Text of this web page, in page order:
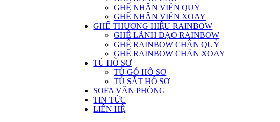
GHẾ NHÂN VIÊN QUỲ
GHẾ NHÂN VIÊN XOAY
GHẾ THƯƠNG HIỆU RAINBOW
GHẾ LÃNH ĐẠO RAINBOW
GHẾ RAINBOW CHÂN QUỲ
GHẾ RAINBOW CHÂN XOAY
TỦ HỒ SƠ
TỦ GỖ HỒ SƠ
TỦ SẮT HỒ SƠ
SOFA VĂN PHÒNG
TIN TỨC
LIÊN HỆ